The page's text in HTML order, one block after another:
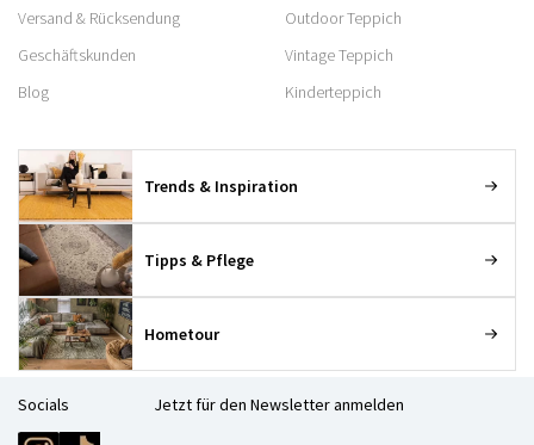
Versand & Rücksendung
Geschäftskunden
Blog
Outdoor Teppich
Vintage Teppich
Kinderteppich
Trends & Inspiration
Tipps & Pflege
Hometour
Socials Jetzt für den Newsletter anmelden